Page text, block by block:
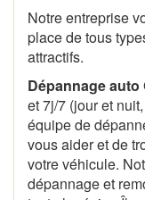
Notre entreprise
place de tous
attractifs.
Dépannage auto
et 7j/7 (jour et
équipe de
vous aider et de
votre véhicule.
dépannage et